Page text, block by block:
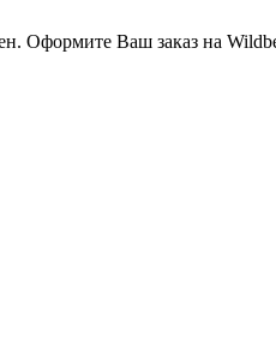
Оформите Ваш заказ на